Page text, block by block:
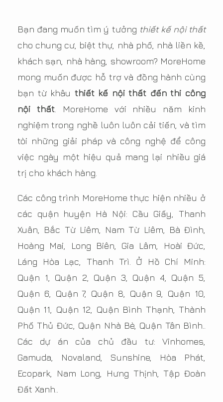
Bạn đang muốn tìm ý tưởng thiết kế nội thất
cho chung cư, biệt thự, nhà phố, nhà liền kề,
khách sạn, nhà hàng, showroom? MoreHome
mong muốn được hỗ trợ và đồng hành cùng
bạn từ khâu thiết kế nội thất đến thi công
nội thất. MoreHome với nhiều năm kinh
nghiệm trong nghề luôn luôn cải tiến, và tìm
tòi những giải pháp và công nghệ để công
việc ngày một hiệu quả mang lại nhiều giá
trị cho khách hàng.
Các công trình MoreHome thực hiện nhiều ở
các quận huyện Hà Nội: Cầu Giấy, Thanh
Xuân, Bắc Từ Liêm, Nam Từ Liêm, Bà Đình,
Hoàng Mai, Long Biên, Gia Lâm, Hoài Đức,
Láng Hòa Lạc, Thanh Trì. Ở Hồ Chí Minh:
Quận 1, Quận 2, Quận 3, Quận 4, Quận 5,
Quận 6, Quận 7, Quận 8, Quận 9, Quận 10,
Quận 11, Quận 12, Quận Bình Thạnh, Thành
Phố Thủ Đức, Quận Nhà Bè, Quận Tân Bình..
Các dự án của chủ đầu tư: Vinhomes,
Gamuda, Novaland, Sunshine, Hòa Phát,
Ecopark, Nam Long, Hưng Thịnh, Tập Đoàn
Đất Xanh..